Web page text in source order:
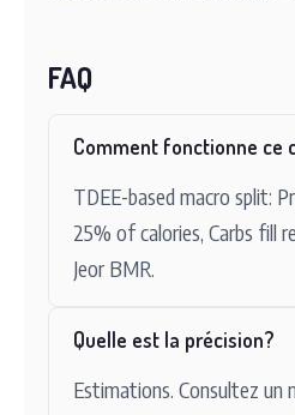
FAQ
Comment fonctionne ce
TDEE-based macro split:
25% of calories, Carbs fill
Jeor BMR.
Quelle est la précision?
Estimations. Consultez un